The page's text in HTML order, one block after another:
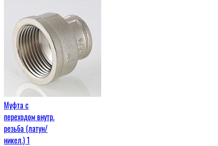
Муфта c
переходом внутр.
резьба (латун/
никел.) 1